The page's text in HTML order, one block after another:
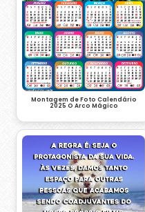
Montagem de Foto Calendário
2025 O Arco Mágico